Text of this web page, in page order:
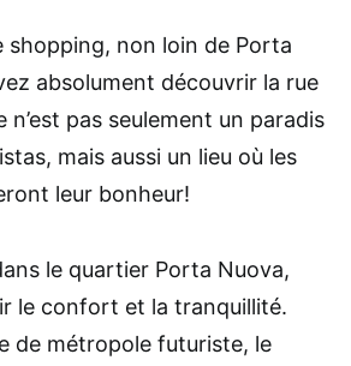
shopping, non loin de Porta
absolument découvrir la rue
n’est pas seulement un paradis
mais aussi un lieu où les
leur bonheur!
le quartier Porta Nuova,
le confort et la tranquillité.
de métropole futuriste, le